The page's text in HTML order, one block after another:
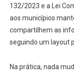
132/2023 e a Lei
aos municípios
compartilhem as
seguindo um layout
Na prática, nada